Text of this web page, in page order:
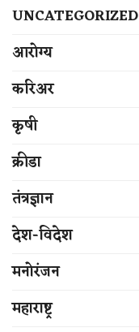
UNCATEGORIZED
आरोग्य
करिअर
कृषी
क्रीडा
तंत्रज्ञान
देश-विदेश
मनोरंजन
महाराष्ट्र